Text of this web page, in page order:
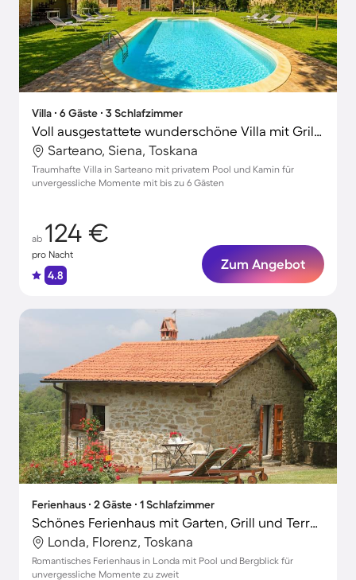
Villa ∙ 6 Gäste ∙ 3 Schlafzimmer
Voll ausgestattete wunderschöne Villa mit Grill und privatem Pool
Sarteano, Siena, Toskana
Traumhafte Villa in Sarteano mit privatem Pool und Kamin für
unvergessliche Momente mit bis zu 6 Gästen
ab 124 €
pro Nacht
4.8
Zum Angebot
Ferienhaus ∙ 2 Gäste ∙ 1 Schlafzimmer
Schönes Ferienhaus mit Garten, Grill und Terrasse | Bergblick | Haustierfreundlich
Londa, Florenz, Toskana
Romantisches Ferienhaus in Londa mit Pool und Bergblick für
unvergessliche Momente zu zweit